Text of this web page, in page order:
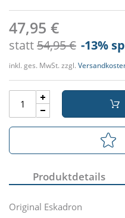
47,95 €
statt54,95 € -13%
inkl. ges. MwSt. zzgl.
Produktdetails
Original Eskadron